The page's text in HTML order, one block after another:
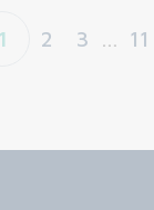
1 2 3 … 11